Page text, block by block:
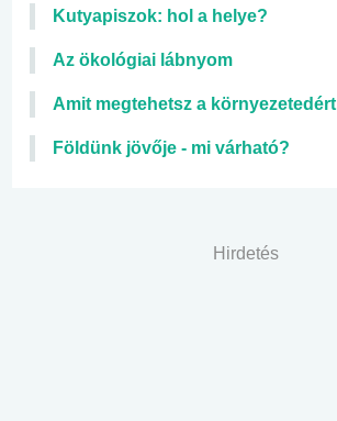
Kutyapiszok: hol a helye?
Az ökológiai lábnyom
Amit megtehetsz a környezetedért
Földünk jövője - mi várható?
Hirdetés